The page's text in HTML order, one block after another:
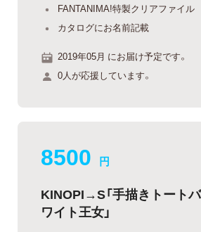
FANTANIMA!特製クリアファイル
カタログにお名前記載
2019年05月 にお届け予定です。
0人が応援しています。
8500 円
KINOPI→S「手描きトー
ワイト王女」